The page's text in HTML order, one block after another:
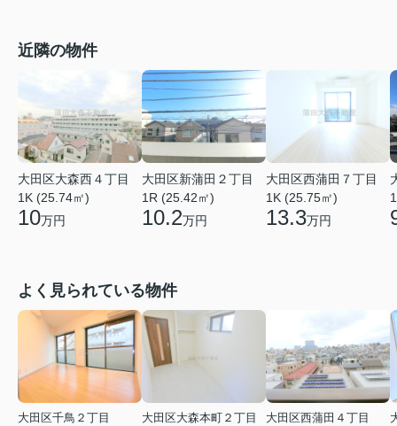
近隣の物件
大田区大森西４丁目
1K (25.74㎡)
10万円
大田区新蒲田２丁目
1R (25.42㎡)
10.2万円
大田区西蒲田７丁目
1K (25.75㎡)
13.3万円
よく見られている物件
大田区千鳥２丁目
大田区大森本町２丁目
大田区西蒲田４丁目